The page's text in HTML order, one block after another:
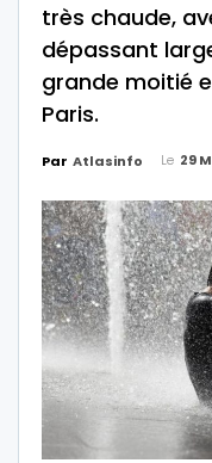
très chaude,
dépassant
grande moitié
Paris.
Par Atlasinfo Le 29